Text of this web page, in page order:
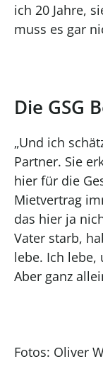
ich 20 Jahre,
muss es gar
Die GSG
„Und ich
Partner. Sie
hier für die
Mietvertrag
das hier ja
Vater starb,
lebe. Ich lebe,
Aber ganz
Fotos: Oliver